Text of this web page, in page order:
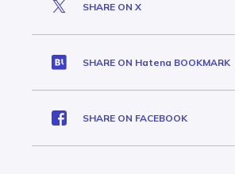
SHARE ON X
SHARE ON Hatena BOOKMARK
SHARE ON FACEBOOK